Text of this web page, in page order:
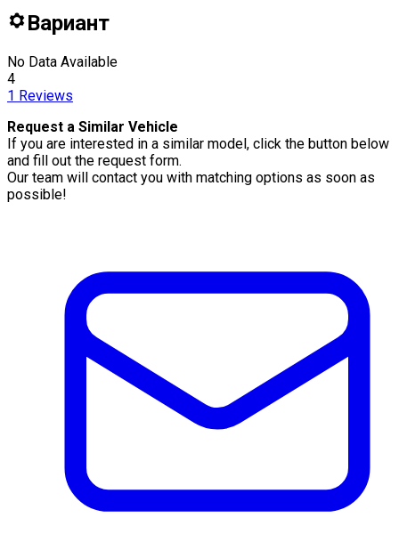
Вариант
No Data Available
4
1 Reviews
Request a Similar Vehicle
If you are interested in a similar model, click the button below
and fill out the request form.
Our team will contact you with matching options as soon as
possible!